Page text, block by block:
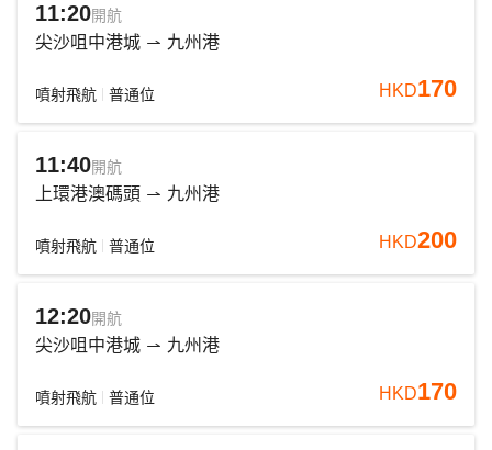
11:20開航
尖沙咀中港城 九州港
噴射飛航 普通位 HKD170
11:40開航
上環港澳碼頭 九州港
噴射飛航 普通位 HKD200
12:20開航
尖沙咀中港城 九州港
噴射飛航 普通位 HKD170